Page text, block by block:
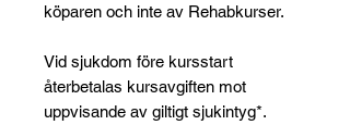
köparen och inte av Rehabkurser.
Vid sjukdom före kursstart
återbetalas kursavgiften mot
uppvisande av giltigt sjukintyg*.